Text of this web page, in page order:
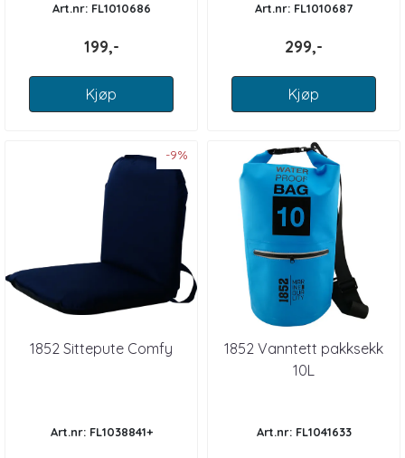
Art.nr: FL1010686
199,-
Kjøp
Art.nr: FL1010687
299,-
Kjøp
-9%
1852 Sittepute Comfy
Art.nr: FL1038841+
1852 Vanntett pakksekk
10L
Art.nr: FL1041633